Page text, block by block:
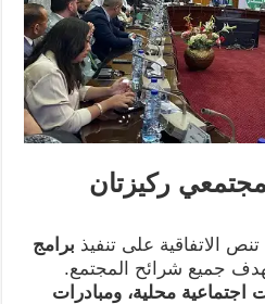
ركيزتان
الاتفاقية على تنفيذ برامج
جميع شرائح المجتمع.
اجتماعية محلية، ومبادرات